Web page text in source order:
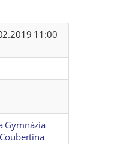
11:00
Gymnázia